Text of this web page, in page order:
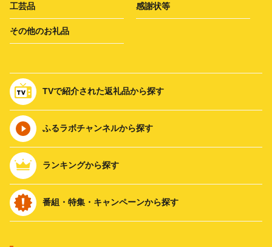
工芸品 感謝状等
その他のお礼品
TVで紹介された返礼品から探す
ふるラボチャンネルから探す
ランキングから探す
番組・特集・キャンペーンから探す